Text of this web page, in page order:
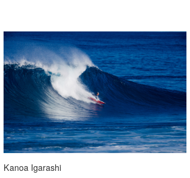
Kanoa Igarashi